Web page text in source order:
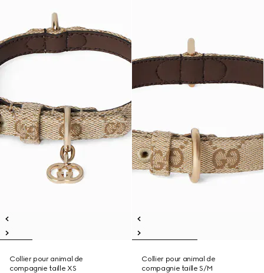
Collier pour animal de
compagnie taille XS
Collier pour animal de
compagnie taille S/M